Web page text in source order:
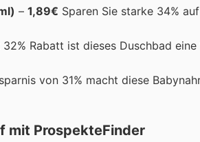
– 1,89€ Sparen Sie starke 34%
32% Rabatt ist dieses Duschbad
von 31% macht diese
mit ProspekteFinder